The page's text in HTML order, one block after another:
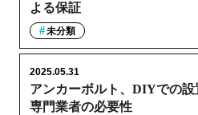
よる保証
未分類
アンカーボルト、DIYでの設
専門業者の必要性
2025.05.31